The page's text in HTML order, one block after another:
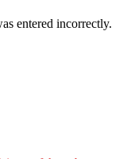
entered incorrectly.